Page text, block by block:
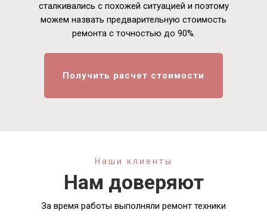
сталкивались с похожей ситуацией и поэтому
можем назвать предварительную стоимость
ремонта с точностью до 90%.
Получить расчет стоимости
Нам доверяют
За время работы выполняли ремонт техники
Наши клиенты